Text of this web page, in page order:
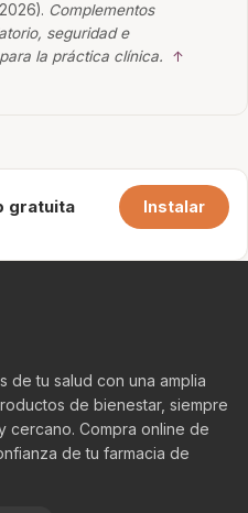
Complementos
seguridad e
la práctica clínica.
↑
gratuita Instalar
de tu salud con una amplia
de bienestar, siempre
cercano. Compra online de
de tu farmacia de